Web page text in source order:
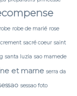
robe robe de marié rose
sacré coeur saint
santa luzia sao mamede
et marne serra da
sessao foto